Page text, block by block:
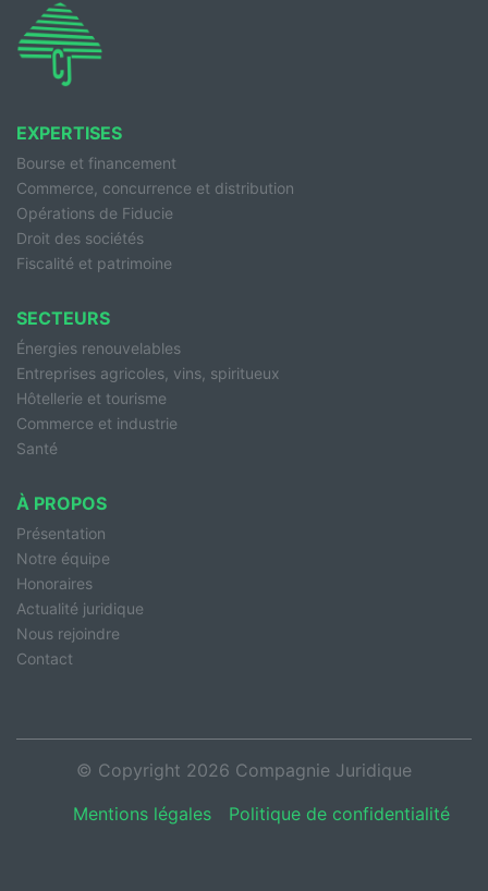
EXPERTISES
Bourse et financement
Commerce, concurrence et distribution
Opérations de Fiducie
Droit des sociétés
Fiscalité et patrimoine
SECTEURS
Énergies renouvelables
Entreprises agricoles, vins, spiritueux
Hôtellerie et tourisme
Commerce et industrie
Santé
À PROPOS
Présentation
Notre équipe
Honoraires
Actualité juridique
Nous rejoindre
Contact
© Copyright 2026 Compagnie Juridique
Mentions légales
Politique de confidentialité